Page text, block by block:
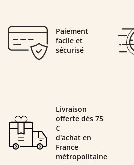
Paiement
facile et
sécurisé
Livraison
offerte dès 75
€
d'achat en
France
métropolitaine